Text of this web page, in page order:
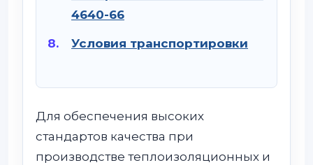
4640-66
Условия транспортировки
Для обеспечения высоких
стандартов качества при
производстве теплоизоляционных и